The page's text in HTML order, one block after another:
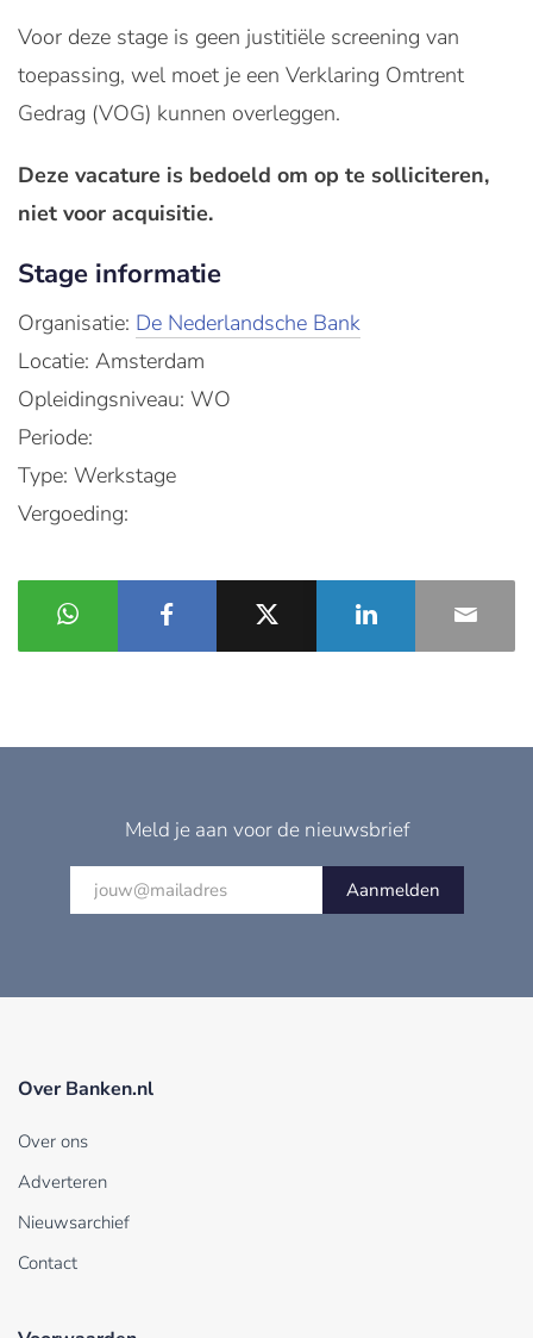
Voor deze stage is geen justitiële screening van
toepassing, wel moet je een Verklaring Omtrent
Gedrag (VOG) kunnen overleggen.
Deze vacature is bedoeld om op te solliciteren,
niet voor acquisitie.
Stage informatie
Organisatie: De Nederlandsche Bank
Locatie: Amsterdam
Opleidingsniveau: WO
Periode:
Type: Werkstage
Vergoeding:
Meld je aan voor de nieuwsbrief
Aanmelden
Over Banken.nl
Over ons
Adverteren
Nieuwsarchief
Contact